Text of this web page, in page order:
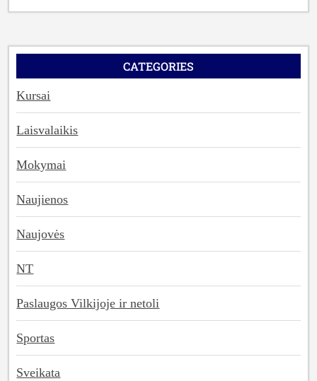
CATEGORIES
Kursai
Laisvalaikis
Mokymai
Naujienos
Naujovės
NT
Paslaugos Vilkijoje ir netoli
Sportas
Sveikata